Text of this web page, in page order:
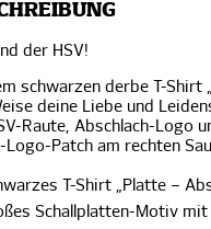
der HSV!
schwarzen derbe T-Shirt
deine Liebe und
Raute, Abschlach-Logo
Logo-Patch am rechten
T-Shirt „Platte –
Schallplatten-Motiv mit